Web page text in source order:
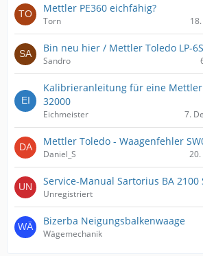
Mettler PE360 eichfähig?
Torn
Bin neu hier / Mettler Toledo LP-
Sandro
Kalibrieranleitung für eine Mettler
32000
Eichmeister 7.
Mettler Toledo - Waagenfehler
Daniel_S
Service-Manual Sartorius BA 2100
Unregistriert
Bizerba Neigungsbalkenwaage
Wägemechanik